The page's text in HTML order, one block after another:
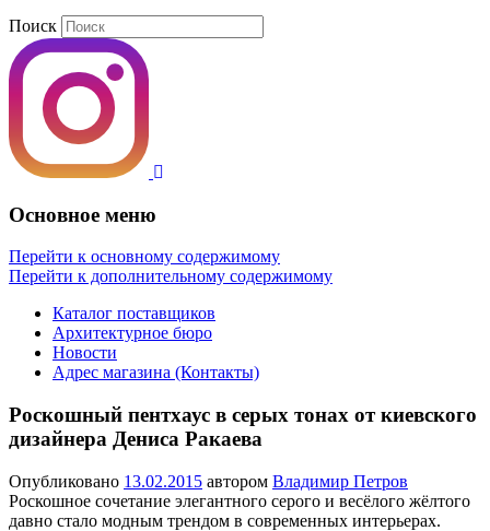
Поиск
Основное меню
Перейти к основному содержимому
Перейти к дополнительному содержимому
Каталог поставщиков
Архитектурное бюро
Новости
Адрес магазина (Контакты)
Роскошный пентхаус в серых тонах от киевского
дизайнера Дениса Ракаева
Опубликовано 13.02.2015 автором Владимир Петров
Роскошное сочетание элегантного серого и весёлого жёлтого
давно стало модным трендом в современных интерьерах.